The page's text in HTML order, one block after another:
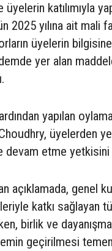
katılımıyla
2025 yılına ait mali
üyelerin
yer alan
yapılan
üyelerden
devam etme yetkisini
açıklamada, genel
katkı sağlayan
birlik ve
geçirilmesi